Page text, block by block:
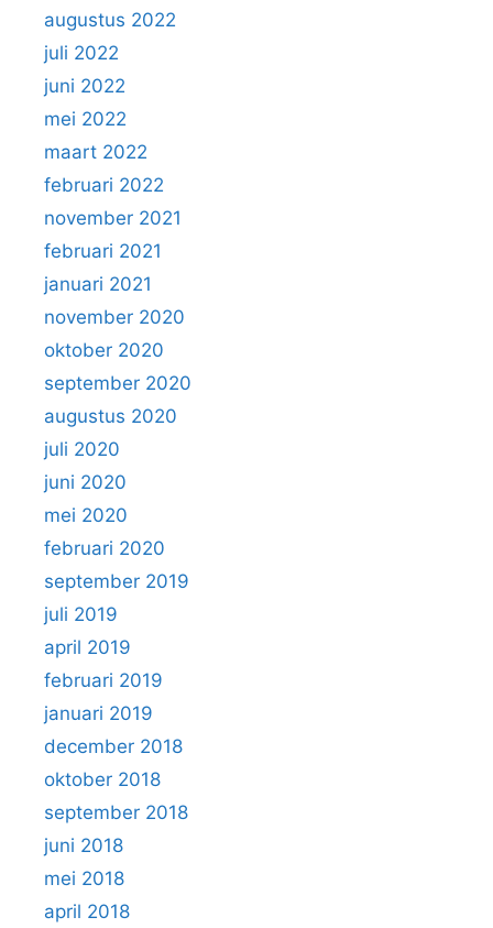
augustus 2022
juli 2022
juni 2022
mei 2022
maart 2022
februari 2022
november 2021
februari 2021
januari 2021
november 2020
oktober 2020
september 2020
augustus 2020
juli 2020
juni 2020
mei 2020
februari 2020
september 2019
juli 2019
april 2019
februari 2019
januari 2019
december 2018
oktober 2018
september 2018
juni 2018
mei 2018
april 2018